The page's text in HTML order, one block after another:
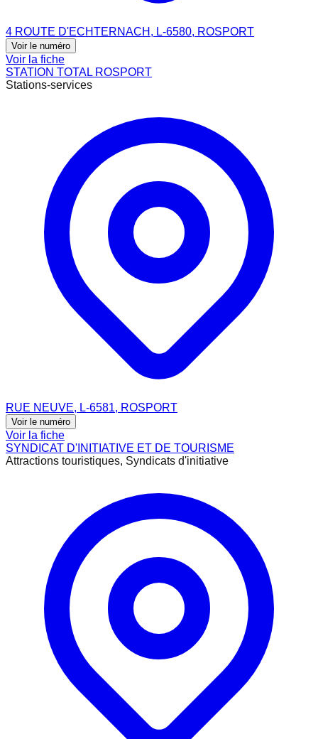
4 ROUTE D'ECHTERNACH, L-6580, ROSPORT
Voir le numéro
Voir la fiche
STATION TOTAL ROSPORT
Stations-services
RUE NEUVE, L-6581, ROSPORT
Voir le numéro
Voir la fiche
SYNDICAT D'INITIATIVE ET DE TOURISME
Attractions touristiques, Syndicats d'initiative